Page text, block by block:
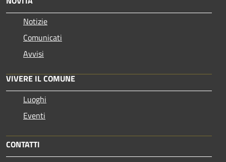
Notizie
Comunicati
Avvisi
VIVERE IL COMUNE
Luoghi
Eventi
CONTATTI